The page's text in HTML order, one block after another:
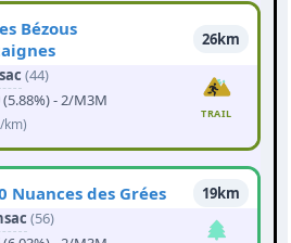
Bézous
26km
(44)
(5.88%) - 2/M3M
km)
TRAIL
Nuances des Grées
19km
(56)